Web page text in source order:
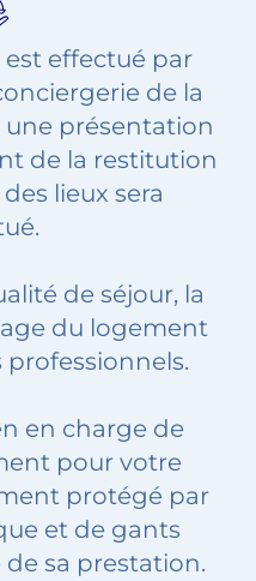
est effectué par
de la
une présentation
de la restitution
lieux sera
de séjour, la
du logement
en charge de
pour votre
protégé par
et de gants
sa prestation.